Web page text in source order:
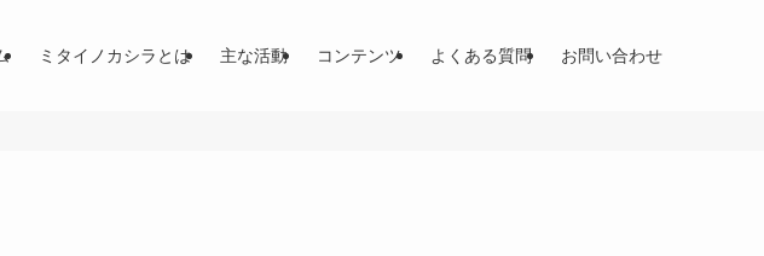
ミタイノカシラとは 主な活動 コンテンツ よくある質問 お問い合わせ